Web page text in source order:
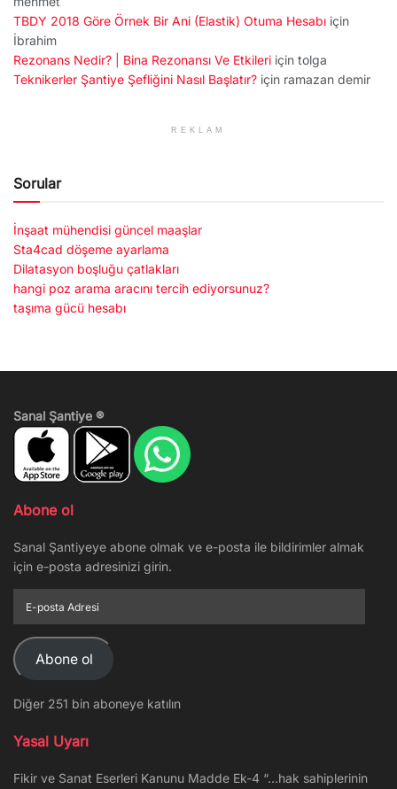
TBDY 2018 Göre Örnek Bir Ani (Elastik) Otuma Hesabı için
İbrahim
Rezonans Nedir? | Bina Rezonansı Ve Etkileri için tolga
Teknikerler Şantiye Şefliğini Nasıl Başlatır? için ramazan demir
REKLAM
Sorular
İnşaat mühendisi güncel maaşlar
Sta4cad döşeme ayarlama
Dilatasyon boşluğu çatlakları
hangi poz arama aracını tercih ediyorsunuz?
taşıma gücü hesabı
Sanal Şantiye ®
Abone ol
Sanal Şantiyeye abone olmak ve e-posta ile bildirimler almak
için e-posta adresinizi girin.
posta
Adresi
Abone ol
Diğer 251 bin aboneye katılın
Yasal Uyarı
Fikir ve Sanat Eserleri Kanunu Madde Ek-4 “…hak sahiplerinin